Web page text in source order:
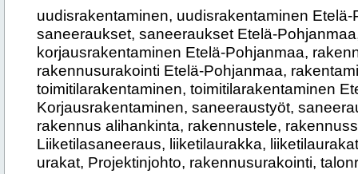
uudisrakentaminen, uudisrakentaminen
saneeraukset, saneeraukset Etelä-
korjausrakentaminen Etelä-Pohjanmaa,
rakennusurakointi Etelä-Pohjanmaa,
toimitilarakentaminen, toimitilarakentaminen
Korjausrakentaminen, saneeraustyöt,
rakennus alihankinta, rakennustele,
Liiketilasaneeraus, liiketilaurakka,
urakat, Projektinjohto, rakennusurakointi,